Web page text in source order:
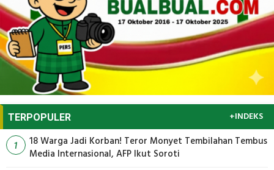
TERPOPULER +INDEKS
1
18 Warga Jadi Korban! Teror Monyet Tembilahan Tembus
Media Internasional, AFP Ikut Soroti